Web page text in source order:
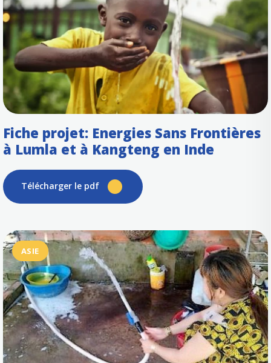
Fiche projet: Energies Sans Frontières
à Lumla et à Kangteng en Inde
Télécharger le pdf
ASIE